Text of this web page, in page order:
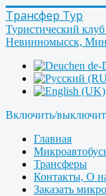
Трансфер Тур
Туристический
Невинномысск,
Включить/
Главная
Трансферы
Контакты, О
Заказать